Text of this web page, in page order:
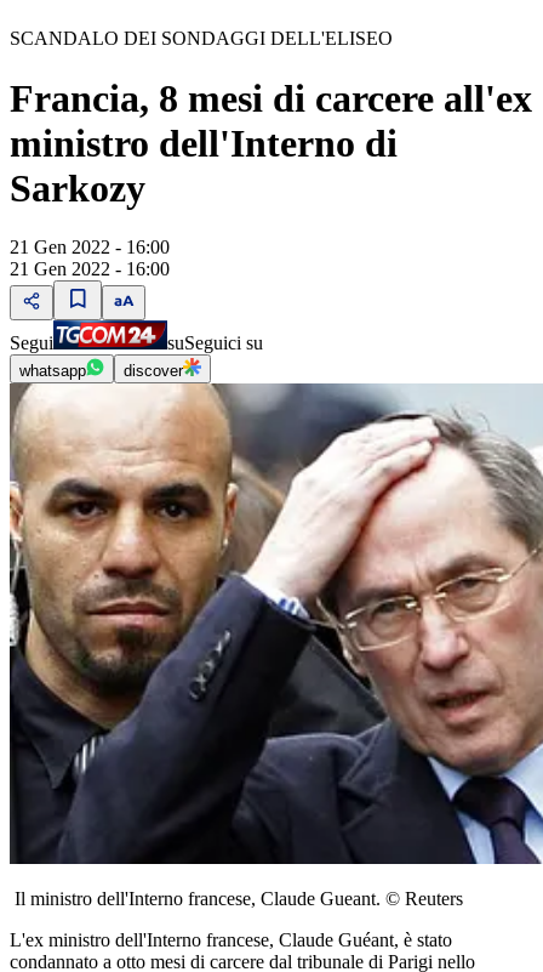
SCANDALO DEI SONDAGGI DELL'ELISEO
Francia, 8 mesi di carcere all'ex
ministro dell'Interno di
Sarkozy
21 Gen 2022 - 16:00
21 Gen 2022 - 16:00
Segui suSeguici su
whatsapp discover
Il ministro dell'Interno francese, Claude Gueant. © Reuters
L'ex ministro dell'Interno francese, Claude Guéant, è stato
condannato a otto mesi di carcere dal tribunale di Parigi nello